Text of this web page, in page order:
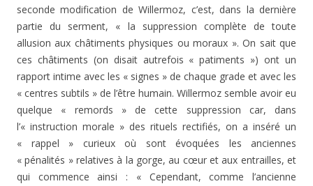
seconde modification de Willermoz, c’est, dans la der­nière
partie du serment, « la suppression complète de toute
allusion aux châtiments physiques ou moraux ». On sait que
ces châtiments (on disait autrefois « patiments ») ont un
rapport intime avec les « signes » de chaque grade et avec les
« centres subtils » de l’être humain. Willermoz semble avoir eu
quelque « remords » de cette suppression car, dans
l’« instruction morale » des rituels rectifiés, on a inséré un
« rappel » curieux où sont évoquées les an­ciennes
« pénalités » relatives à la gorge, au cœur et aux entrailles, et
qui commence ainsi : « Cependant, comme l’ancienne